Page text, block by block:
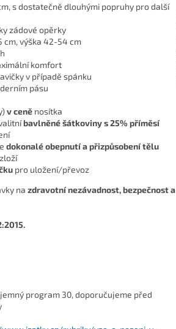
s dostatečně dlouhými popruhy pro další
zádové opěrky
cm, výška 42-54 cm
komfort
v případě spánku
pásu
v ceně nosítka
bavlněné šátkoviny s 25% příměsí
dokonalé obepnutí a přizpůsobení tělu
pro uložení/převoz
na zdravotní nezávadnost, bezpečnost a
program 30, doporučujeme před